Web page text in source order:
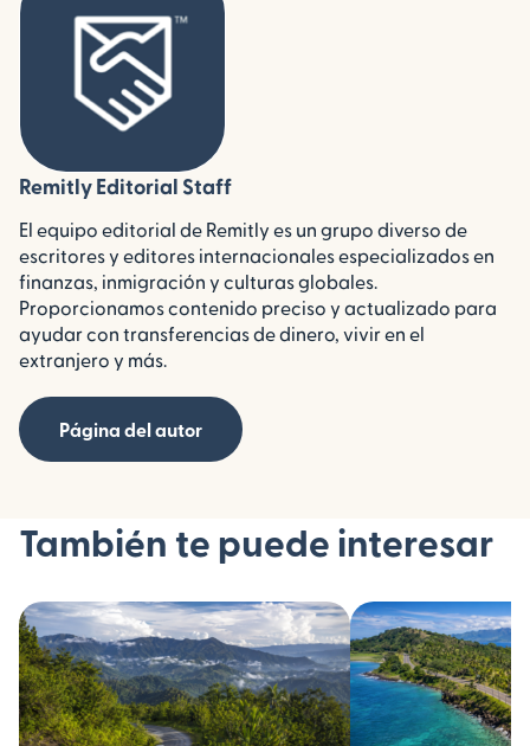
Remitly Editorial Staff
El equipo editorial de Remitly es un grupo diverso de
escritores y editores internacionales especializados en
finanzas, inmigración y culturas globales.
Proporcionamos contenido preciso y actualizado para
ayudar con transferencias de dinero, vivir en el
extranjero y más.
Página del autor
También te puede interesar